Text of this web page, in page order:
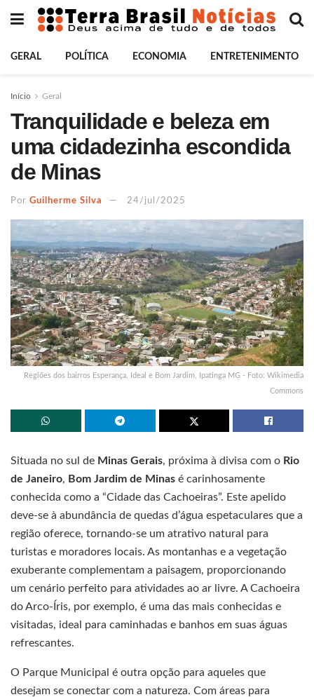
GERAL POLÍTICA ECONOMIA ENTRETENIMENTO
Início Geral
Tranquilidade e beleza em
uma cidadezinha escondida
de Minas
Por Guilherme Silva 24/jul/2025
Regiões dos bairros Esperança, Ideal e Bom Jardim, Ipatinga MG - Foto: Wikimedia
Commons
Situada no sul de Minas Gerais, próxima à divisa com o Rio
de Janeiro, Bom Jardim de Minas é carinhosamente
conhecida como a “Cidade das Cachoeiras”. Este apelido
deve-se à abundância de quedas d’água espetaculares que a
região oferece, tornando-se um atrativo natural para
turistas e moradores locais. As montanhas e a vegetação
exuberante complementam a paisagem, proporcionando
um cenário perfeito para atividades ao ar livre. A Cachoeira
do Arco-Íris, por exemplo, é uma das mais conhecidas e
visitadas, ideal para caminhadas e banhos em suas águas
refrescantes.
O Parque Municipal é outra opção para aqueles que
desejam se conectar com a natureza. Com áreas para